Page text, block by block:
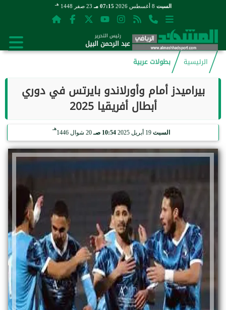
السبت 07:15 مـ 23 صفر 1448 هـ
رئيس التحرير
عبد الرحمن البيل
الرئيسية
بطولات عربية
بيراميدز أمام وأورلاندو بايرتس في دوري
أبطال أفريقيا 2025
السبت 19 أبريل 2025 10:54 صـ 20 شوال 1446
هـ